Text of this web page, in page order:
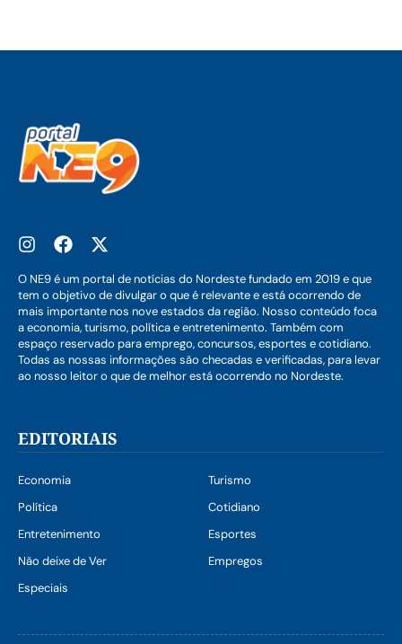
O NE9 é um portal de notícias do Nordeste fundado em 2019 e que
tem o objetivo de divulgar o que é relevante e está ocorrendo de
mais importante nos nove estados da região. Nosso conteúdo foca
a economia, turismo, política e entretenimento. Também com
espaço reservado para emprego, concursos, esportes e cotidiano.
Todas as nossas informações são checadas e verificadas, para levar
ao nosso leitor o que de melhor está ocorrendo no Nordeste.
EDITORIAIS
Economia
Turismo
Política
Cotidiano
Entretenimento
Esportes
Não deixe de Ver
Empregos
Especiais